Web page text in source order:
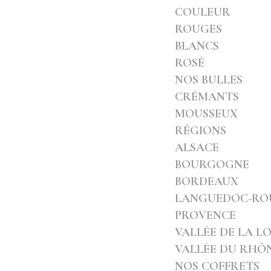
COULEUR
ROUGES
BLANCS
ROSÉ
NOS BULLES
CRÉMANTS
MOUSSEUX
RÉGIONS
ALSACE
BOURGOGNE
BORDEAUX
LANGUEDOC-
PROVENCE
VALLÉE DE LA
VALLÉE DU
NOS COFFRETS